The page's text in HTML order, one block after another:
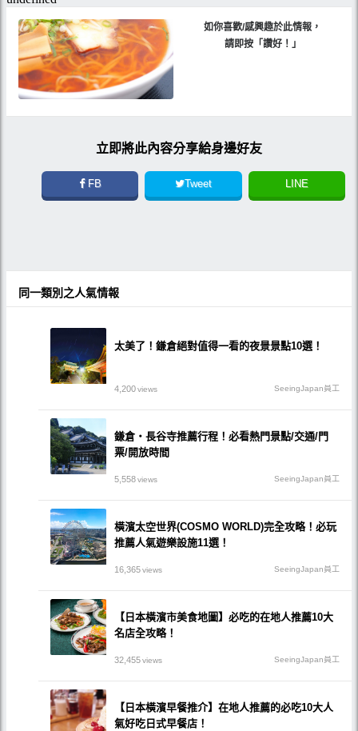
如你喜歡/感興趣於此情報，
請即按「讚好！」
立即將此內容分享給身邊好友
FB Tweet LINE
同一類別之人氣情報
太美了！鎌倉絕對值得一看的夜景景點10選！
4,200views SeeingJapan員工
鎌倉・長谷寺推薦行程！必看熱門景點/交通/門
票/開放時間
5,558views SeeingJapan員工
橫濱太空世界(COSMO WORLD)完全攻略！必玩
推薦人氣遊樂設施11選！
16,365views SeeingJapan員工
【日本橫濱市美食地圖】必吃的在地人推薦10大
名店全攻略！
32,455views SeeingJapan員工
【日本橫濱早餐推介】在地人推薦的必吃10大人
氣好吃日式早餐店！